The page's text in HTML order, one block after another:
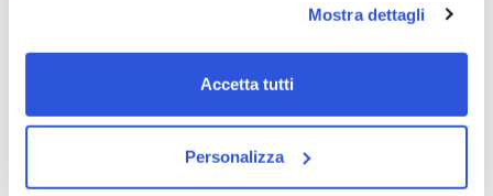
Mostra dettagli
Accetta tutti
Personalizza
Oltre 50.000 prodotti
per soddisfare tutte le esigenze.
Spedizione gratuita
la spedizione la regaliamo noi.